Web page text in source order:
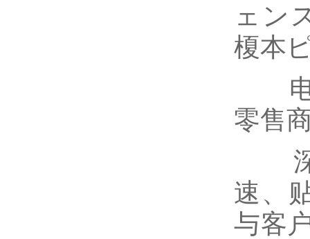
ェン
榎本
电
零售
深
速、
与客